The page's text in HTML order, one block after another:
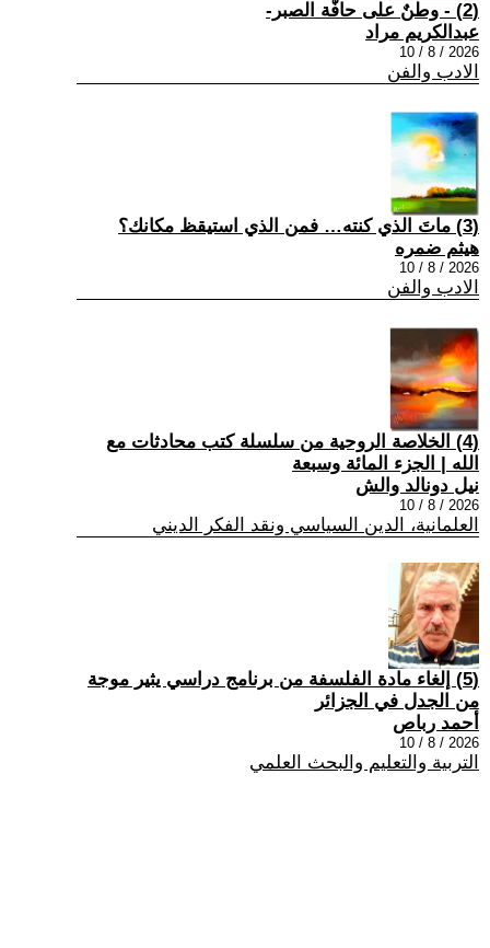
(2) - وطنٌ على حافّة الصبر-
عبدالكريم مراد
2026 / 8 / 10
الادب والفن
(3) ماتَ الذي كنته… فمن الذي استيقظ مكانك؟
هيثم ضمره
2026 / 8 / 10
الادب والفن
(4) الخلاصة الروحية من سلسلة كتب محادثات مع
الله | الجزء المائة وسبعة
نيل دونالد والش
2026 / 8 / 10
العلمانية، الدين السياسي ونقد الفكر الديني
(5) إلغاء مادة الفلسفة من برنامج دراسي يثير موجة
من الجدل في الجزائر
أحمد رباص
2026 / 8 / 10
التربية والتعليم والبحث العلمي